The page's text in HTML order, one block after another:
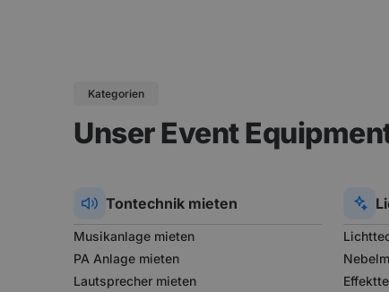
Kategorien
Unser Event
Tontechnik mieten
Musikanlage mieten
PA Anlage mieten
Lautsprecher mieten